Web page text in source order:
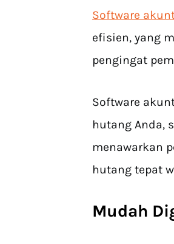
Software
efisien, yang
pengingat
Software
hutang Anda,
menawarkan
hutang tepat
Mudah